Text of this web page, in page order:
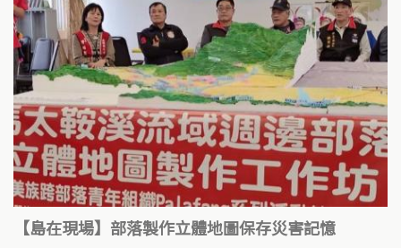
【島在現場】部落製作立體地圖保存災害記憶